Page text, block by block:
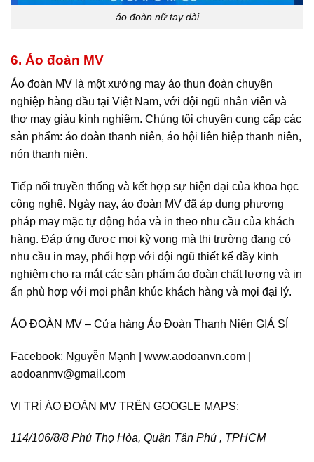
áo đoàn nữ tay dài
6. Áo đoàn MV
Áo đoàn MV là một xưởng may áo thun đoàn chuyên
nghiệp hàng đầu tại Việt Nam, với đội ngũ nhân viên và
thợ may giàu kinh nghiệm. Chúng tôi chuyên cung cấp các
sản phẩm: áo đoàn thanh niên, áo hội liên hiệp thanh niên,
nón thanh niên.
Tiếp nối truyền thống và kết hợp sự hiện đại của khoa học
công nghệ. Ngày nay, áo đoàn MV đã áp dụng phương
pháp may mặc tự động hóa và in theo nhu cầu của khách
hàng. Đáp ứng được mọi kỳ vọng mà thị trường đang có
nhu cầu in may, phối hợp với đội ngũ thiết kế đầy kinh
nghiệm cho ra mắt các sản phẩm áo đoàn chất lượng và in
ấn phù hợp với mọi phân khúc khách hàng và mọi đại lý.
ÁO ĐOÀN MV – Cửa hàng Áo Đoàn Thanh Niên GIÁ SỈ
Facebook: Nguyễn Mạnh | www.aodoanvn.com |
aodoanmv@gmail.com
VỊ TRÍ ÁO ĐOÀN MV TRÊN GOOGLE MAPS:
114/106/8/8 Phú Thọ Hòa, Quận Tân Phú , TPHCM